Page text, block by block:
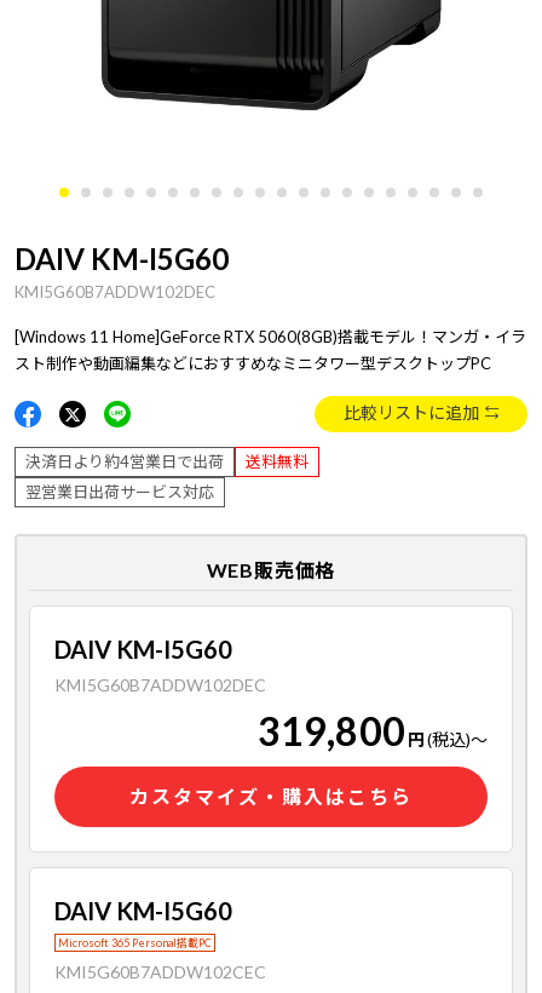
DAIV KM-I5G60
KMI5G60B7ADDW102DEC
[Windows 11 Home]GeForce RTX 5060(8GB)搭載モデル！マンガ・イラ
スト制作や動画編集などにおすすめなミニタワー型デスクトップPC
比較リストに追加
決済日より約4営業日で出荷
送料無料
翌営業日出荷サービス対応
WEB販売価格
DAIV KM-I5G60
KMI5G60B7ADDW102DEC
319,800 円(税込)～
カスタマイズ・購入はこちら
DAIV KM-I5G60
Microsoft 365 Personal搭載PC
KMI5G60B7ADDW102CEC